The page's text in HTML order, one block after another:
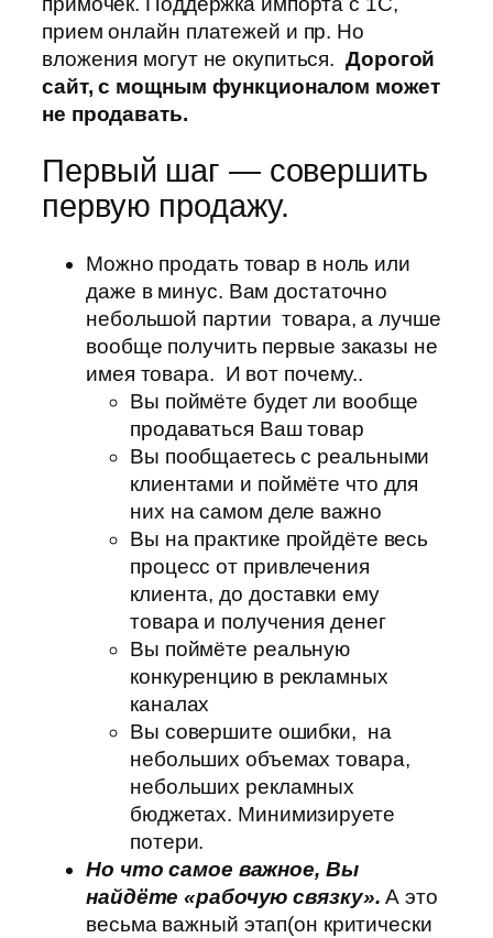
прием онлайн платежей и пр. Но
вложения могут не окупиться. Дорогой
сайт, с мощным функционалом может
не продавать.
Первый шаг — совершить
первую продажу.
Можно продать товар в ноль или
даже в минус. Вам достаточно
небольшой партии товара, а лучше
вообще получить первые заказы не
имея товара. И вот почему..
Вы поймёте будет ли вообще
продаваться Ваш товар
Вы пообщаетесь с реальными
клиентами и поймёте что для
них на самом деле важно
Вы на практике пройдёте весь
процесс от привлечения
клиента, до доставки ему
товара и получения денег
Вы поймёте реальную
конкуренцию в рекламных
каналах
Вы совершите ошибки, на
небольших объемах товара,
небольших рекламных
бюджетах. Минимизируете
потери.
Но что самое важное, Вы
найдёте «рабочую связку».А это
весьма важный этап(он критически